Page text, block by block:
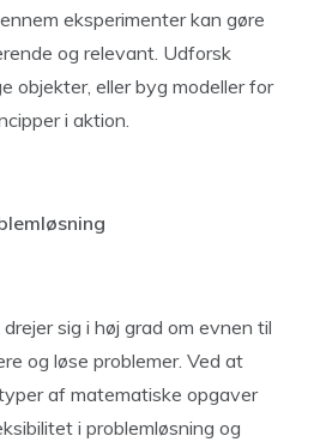
eksperimenter kan gøre
og relevant. Udforsk
objekter, eller byg modeller for
i aktion.
sig i høj grad om evnen til
og løse problemer. Ved at
af matematiske opgaver
i problemløsning og